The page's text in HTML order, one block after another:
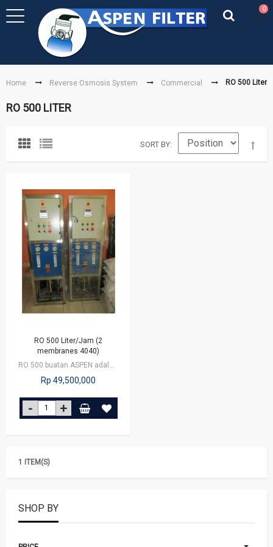
0
Home Reverse Osmosis System Commercial RO 500 Liter
RO 500 LITER
SORT BY
RO 500 Liter/Jam (2
membranes 4040)
RO 500 buatan ASPEN adalah RO mesin dengan kapasitas produksi sebesar 500…
Rp 49,500,000
1 ITEM(S)
SHOP BY